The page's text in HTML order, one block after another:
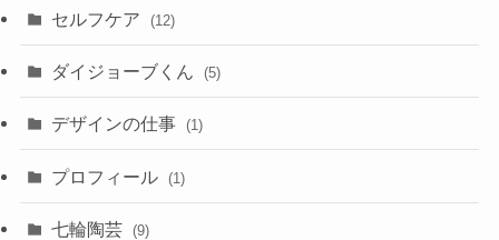
セルフケア (12)
ダイジョーブくん (5)
デザインの仕事 (1)
プロフィール (1)
七輪陶芸 (9)